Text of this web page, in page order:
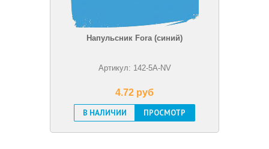
Напульсник Fora (синий)
Артикул: 142-5A-NV
4.72 pуб
В НАЛИЧИИ
ПРОСМОТР